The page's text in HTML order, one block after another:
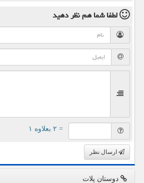
لطفا شما همنظر دهید
= ۲ بعلاوه ۱
ارسال نظر
دوستان پلات